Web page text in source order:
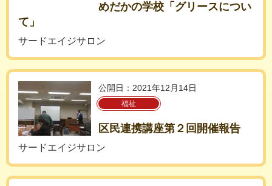
めだかの学校「グリースについ
て」
サードエイジサロン
公開日：2021年12月14日
福祉
区民連携講座第２回開催報告
サードエイジサロン